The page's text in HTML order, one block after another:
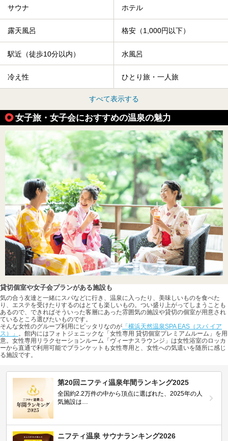
サウナ ホテル
露天風呂 格安（1,000円以下）
駅近（徒歩10分以内） 水風呂
冷え性 ひとり旅・一人旅
すべて表示する
女子旅・女子会におすすめの温泉の魅力
貸切個室や女子会プランがある施設も
気の合う友達と一緒にスパなどに行き、温泉に入ったり、美味しいものを食べた
り、エステを受けたりするのはとても楽しいもの。つい盛り上がってしまうことも
あるので、できればそういった客層にあった雰囲気の施設や貸切の個室が用意され
ているところ選びたいものです。
そんな女性のグループ利用にピッタリなのが 「横浜天然温泉SPA EAS（スパ イア
ス）」 。館内にはフォトジェニックな「女性専用 貸切個室プレミアムルーム」を用
意。女性専用リラクセーションルーム「ヴィーナスラウンジ」は女性浴室のロッカ
ーから直通で利用可能でブランケットも女性専用と、女性への気遣いを随所に感じ
る施設です。
第20回ニフティ温泉年間ランキング2025
全国約2.2万件の中から頂点に選ばれた、2025年の人
気施設は…
ニフティ温泉 サウナランキング2026